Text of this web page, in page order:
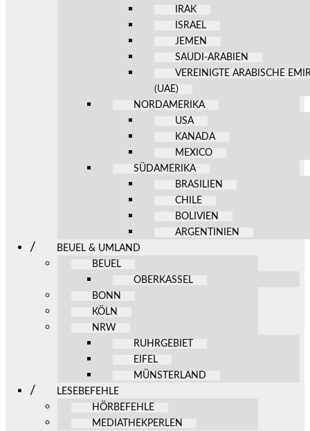
IRAK
ISRAEL
JEMEN
SAUDI-ARABIEN
VEREINIGTE ARABISCHE
(UAE)
NORDAMERIKA
USA
KANADA
MEXICO
SÜDAMERIKA
BRASILIEN
CHILE
BOLIVIEN
ARGENTINIEN
BEUEL & UMLAND
BEUEL
OBERKASSEL
BONN
KÖLN
NRW
RUHRGEBIET
EIFEL
MÜNSTERLAND
LESEBEFEHLE
HÖRBEFEHLE
MEDIATHEKPERLEN